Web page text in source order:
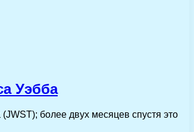
Уэбба
более двух месяцев спустя это